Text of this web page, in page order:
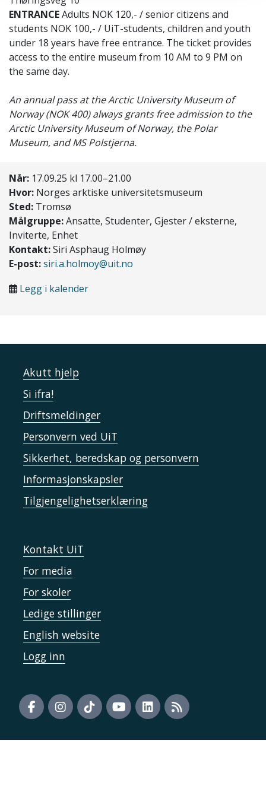
ENTRANCEAdults NOK 120,- / senior citizens and
students NOK 100,- / UiT-students, children and youth
under 18 years have free entrance. The ticket provides
access to the entire museum from 10 AM to 9 PM on
the same day.
An annual pass at the Arctic University Museum of
Norway (NOK 400) always grants free admission to the
Arctic University Museum of Norway, the Polar
Museum, and MS Polstjerna.
Når: 17.09.25 kl 17.00–21.00
Hvor: Norges arktiske universitetsmuseum
Sted: Tromsø
Målgruppe:Ansatte, Studenter, Gjester / eksterne,
Inviterte, Enhet
Kontakt:Siri Asphaug Holmøy
E-post:siri.a.holmoy@uit.no
Legg i kalender
Akutt hjelp
Si ifra!
Driftsmeldinger
Personvern ved UiT
Sikkerhet, beredskap og personvern
Informasjonskapsler
Tilgjengelighetserklæring
Kontakt UiT
For media
For skoler
Ledige stillinger
English website
Logg inn